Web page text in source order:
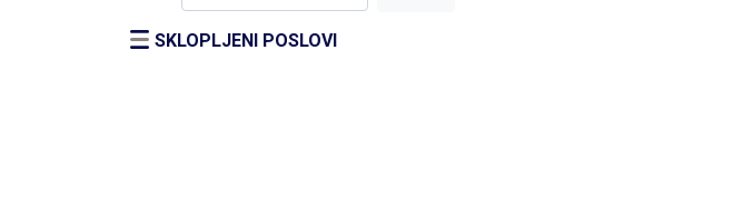
SKLOPLJENI POSLOVI